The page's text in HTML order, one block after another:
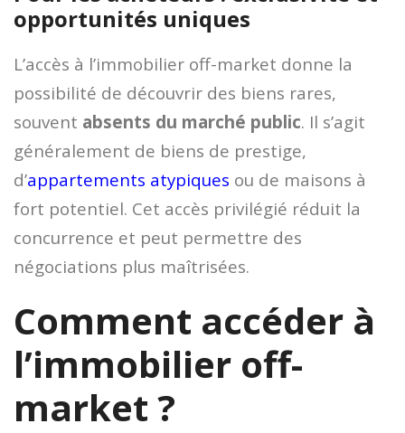
opportunités uniques
L’accès à l’immobilier off-market donne la
possibilité de découvrir des biens rares,
souvent absents du marché public. Il s’agit
généralement de biens de prestige,
d’appartements atypiques ou de maisons à
fort potentiel. Cet accès privilégié réduit la
concurrence et peut permettre des
négociations plus maîtrisées.
Comment accéder à
l’immobilier off-
market ?